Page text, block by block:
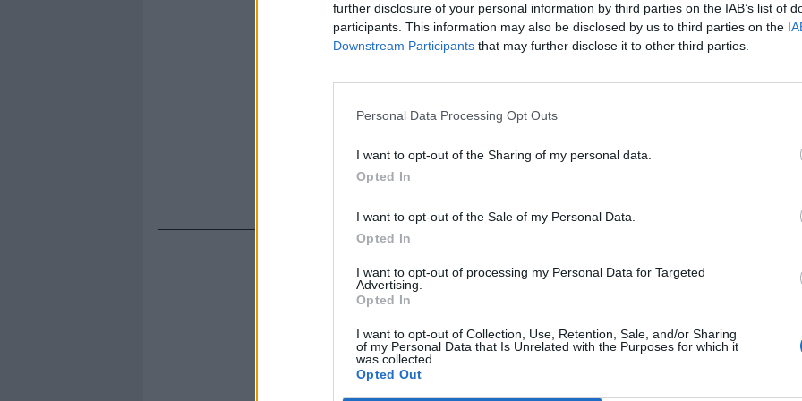
further disclosure of your personal information by third parties on the IAB’s list of
participants. This information may also be disclosed by us to third parties on the
Downstream Participants that may further disclose it to other third parties.
Personal Data Processing Opt Outs
I want to opt-out of the Sharing of my personal data.
Opted In
I want to opt-out of the Sale of my Personal Data.
Opted In
I want to opt-out of processing my Personal Data for Targeted
Advertising.
Opted In
I want to opt-out of Collection, Use, Retention, Sale, and/or Sharing
of my Personal Data that Is Unrelated with the Purposes for which it
was collected.
Opted Out
Trump, Meloni e la strategia